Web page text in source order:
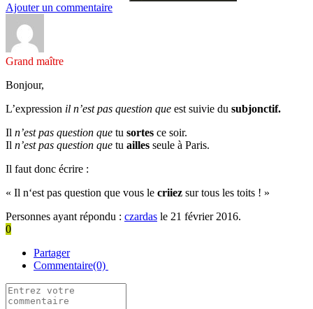
Ajouter un commentaire
Grand maître
Bonjour,
L’expression il n’est pas question que est suivie du subjonctif.
Il n’est pas question que tu sortes ce soir.
Il n’est pas question que tu ailles seule à Paris.
Il faut donc écrire :
« Il n‘est pas question que vous le criiez sur tous les toits ! »
Personnes ayant répondu : czardas le 21 février 2016.
0
Partager
Commentaire(0)